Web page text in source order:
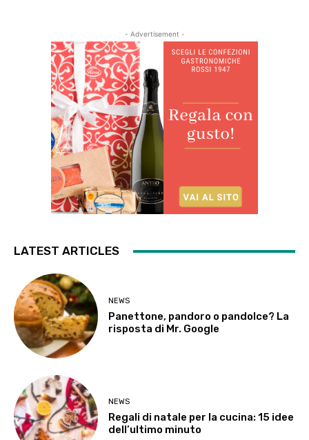
- Advertisement -
LATEST ARTICLES
NEWS
Panettone, pandoro o pandolce? La
risposta di Mr. Google
NEWS
Regali di natale per la cucina: 15 idee
dell’ultimo minuto